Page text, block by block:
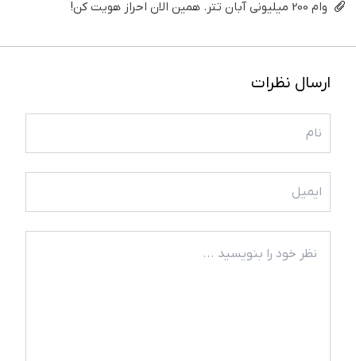
وام 200 میلیونی آبان تتر. همین الان احراز هویت کن!
ارسال نظرات